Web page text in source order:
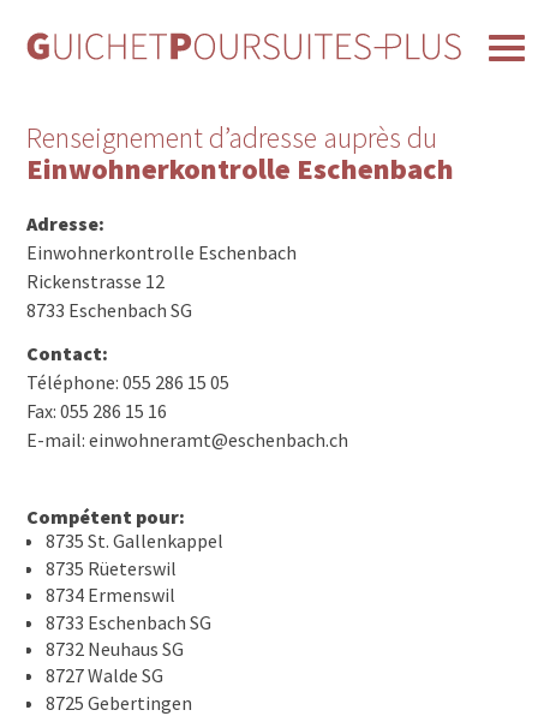
Renseignement d’adresse auprès du
Einwohnerkontrolle Eschenbach
Adresse:
Einwohnerkontrolle Eschenbach
Rickenstrasse 12
8733 Eschenbach SG
Contact:
Téléphone: 055 286 15 05
Fax: 055 286 15 16
E-mail: einwohneramt@eschenbach.ch
Compétent pour:
8735 St. Gallenkappel
8735 Rüeterswil
8734 Ermenswil
8733 Eschenbach SG
8732 Neuhaus SG
8727 Walde SG
8725 Gebertingen